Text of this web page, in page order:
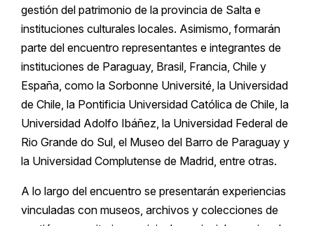
gestión del patrimonio de la provincia de Salta e
instituciones culturales locales. Asimismo, formarán
parte del encuentro representantes e integrantes de
instituciones de Paraguay, Brasil, Francia, Chile y
España, como la Sorbonne Université, la Universidad
de Chile, la Pontificia Universidad Católica de Chile, la
Universidad Adolfo Ibáñez, la Universidad Federal de
Rio Grande do Sul, el Museo del Barro de Paraguay y
la Universidad Complutense de Madrid, entre otras.
A lo largo del encuentro se presentarán experiencias
vinculadas con museos, archivos y colecciones de